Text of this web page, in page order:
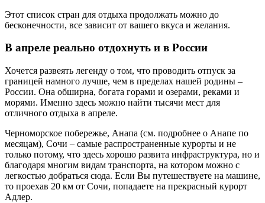
Этот список стран для отдыха продолжать можно до
бесконечности, все зависит от вашего вкуса и желания.
В апреле реально отдохнуть и в России
Хочется развеять легенду о том, что проводить отпуск за
границей намного лучше, чем в пределах нашей родины –
России. Она обширна, богата горами и озерами, реками и
морями. Именно здесь можно найти тысячи мест для
отличного отдыха в апреле.
Черноморское побережье, Анапа (см. подробнее о Анапе по
месяцам), Сочи – самые распространенные курорты и не
только потому, что здесь хорошо развита инфраструктура, но и
благодаря многим видам транспорта, на котором можно с
легкостью добраться сюда. Если Вы путешествуете на машине,
то проехав 20 км от Сочи, попадаете на прекрасный курорт
Адлер.